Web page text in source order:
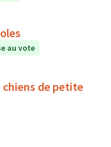
au vote
chiens de petite